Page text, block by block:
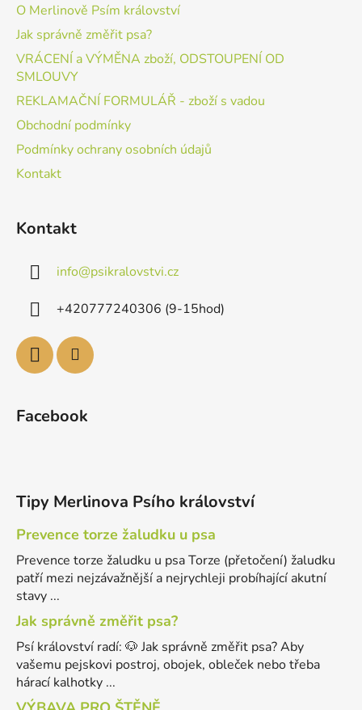
O Merlinově Psím království
Jak správně změřit psa?
VRÁCENÍ a VÝMĚNA zboží, ODSTOUPENÍ OD
SMLOUVY
REKLAMAČNÍ FORMULÁŘ - zboží s vadou
Obchodní podmínky
Podmínky ochrany osobních údajů
Kontakt
Kontakt
info@psikralovstvi.cz
+420777240306 (9-15hod)
Facebook
Tipy Merlinova Psího království
Prevence torze žaludku u psa
Prevence torze žaludku u psa Torze (přetočení) žaludku
patří mezi nejzávažnější a nejrychleji probíhající akutní
stavy ...
Jak správně změřit psa?
Psí království radí: 🐶 Jak správně změřit psa? Aby
vašemu pejskovi postroj, obojek, obleček nebo třeba
hárací kalhotky ...